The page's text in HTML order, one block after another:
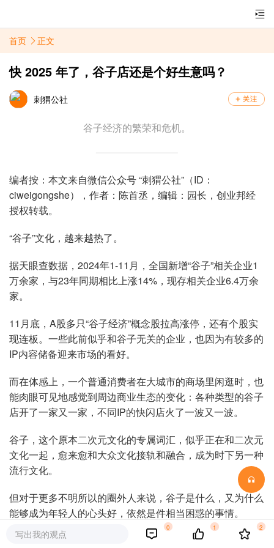
首页 正文
快 2025 年了，谷子店还是个好生意吗？
刺猬公社
谷子经济的繁荣和危机。
编者按：本文来自微信公众号 “刺猬公社”（ID：
ciweigongshe），作者：陈首丞，编辑：园长，创业邦经
授权转载。
“谷子”文化，越来越热了。
据天眼查数据，2024年1-11月，全国新增“谷子”相关企业1
万余家，与23年同期相比上涨14%，现存相关企业6.4万余
家。
11月底，A股多只“谷子经济”概念股拉高涨停，还有个股实
现连板。一些此前似乎和谷子无关的企业，也因为有较多的
IP内容储备迎来市场的看好。
而在体感上，一个普通消费者在大城市的商场里闲逛时，也
能肉眼可见地感觉到周边商业生态的变化：各种类型的谷子
店开了一家又一家，不同IP的快闪店火了一波又一波。
谷子，这个原本二次元文化的专属词汇，似乎正在和二次元
文化一起，愈来愈和大众文化接轨和融合，成为时下另一种
流行文化。
但对于更多不明所以的圈外人来说，谷子是什么，又为什么
能够成为年轻人的心头好，依然是件相当困惑的事情。
快2025 年了，开一家谷子店，还是个好生意吗？
写出我的观点
0 1 2